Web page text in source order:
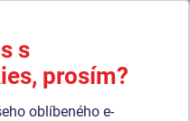
zboží
s
prosím?
oblíbeného e-